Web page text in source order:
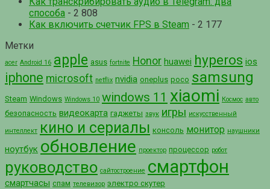
способа - 2 808
Как включить счетчик FPS в Steam - 2 177
Метки
acer Android 16 apple asus fortnite Honor huawei hyperos ios
iphone microsoft netflix nvidia oneplus poco samsung
Steam Windows Windows 10 windows 11 xiaomi Космос авто
безопасность видеокарта гаджеты звук игры искусственный
интеллект кино и сериалы консоль монитор наушники
ноутбук обновление проектор процессор робот
руководство сайтостроение смартфон
смартчасы спам телевизор электро скутер